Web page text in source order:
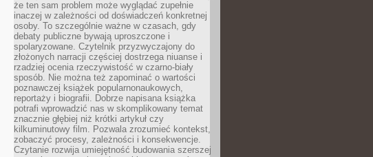
że ten sam problem może wyglądać zupełnie
inaczej w zależności od doświadczeń konkretnej
osoby. To szczególnie ważne w czasach, gdy
debaty publiczne bywają uproszczone i
spolaryzowane. Czytelnik przyzwyczajony do
złożonych narracji częściej dostrzega niuanse i
rzadziej ocenia rzeczywistość w czarno-biały
sposób. Nie można też zapominać o wartości
poznawczej książek popularnonaukowych,
reportaży i biografii. Dobrze napisana książka
potrafi wprowadzić nas w skomplikowany temat
znacznie głębiej niż krótki artykuł czy
kilkuminutowy film. Pozwala zrozumieć kontekst,
zobaczyć procesy, zależności i konsekwencje.
Czytanie rozwija umiejętność budowania szerszej